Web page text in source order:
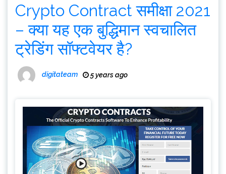
Crypto Contract समीक्षा 2021
– क्या यह एक बुद्धिमान स्वचालित
ट्रेडिंग सॉफ्टवेयर है?
digitateam 5 years ago